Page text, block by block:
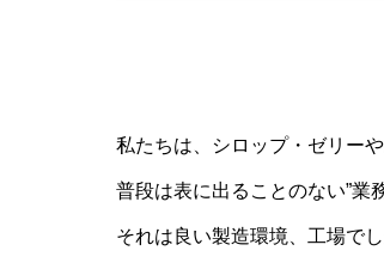
私たちは、シロップ・ゼリー
普段は表に出ることのない”業
それは良い製造環境、工場で